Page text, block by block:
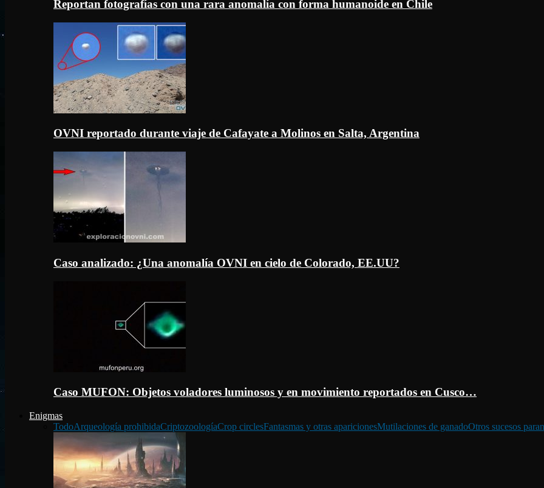
Reportan fotografías con una rara anomalía con forma humanoide en Chile
OVNI reportado durante viaje de Cafayate a Molinos en Salta, Argentina
Caso analizado: ¿Una anomalía OVNI en cielo de Colorado, EE.UU?
Caso MUFON: Objetos voladores luminosos y en movimiento reportados en Cusco…
Enigmas
TodoArqueología prohibidaCriptozoologíaCrop circlesFantasmas y otras aparicionesMutilaciones de ganadoOtros sucesos